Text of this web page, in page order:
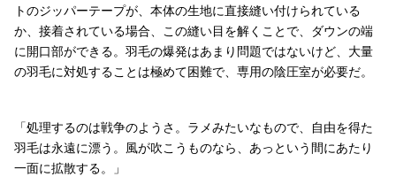
トのジッパーテープが、本体の生地に直接縫い付けられている
か、接着されている場合、この縫い目を解くことで、ダウンの端
に開口部ができる。羽毛の爆発はあまり問題ではないけど、大量
の羽毛に対処することは極めて困難で、専用の陰圧室が必要だ。
「処理するのは戦争のようさ。ラメみたいなもので、自由を得た
羽毛は永遠に漂う。風が吹こうものなら、あっという間にあたり
一面に拡散する。」